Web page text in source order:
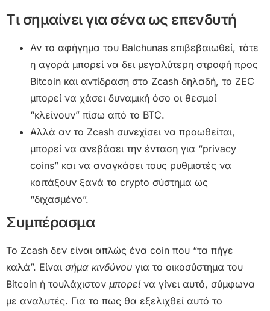
Τι σημαίνει για σένα ως επενδυτή
Αν το αφήγημα του Balchunas επιβεβαιωθεί, τότε
η αγορά μπορεί να δει μεγαλύτερη στροφή προς
Bitcoin και αντίδραση στο Zcash δηλαδή, το ZEC
μπορεί να χάσει δυναμική όσο οι θεσμοί
“κλείνουν” πίσω από το BTC.
Αλλά αν το Zcash συνεχίσει να προωθείται,
μπορεί να ανεβάσει την ένταση για “privacy
coins” και να αναγκάσει τους ρυθμιστές να
κοιτάξουν ξανά το crypto σύστημα ως
“διχασμένο”.
Συμπέρασμα
Το Zcash δεν είναι απλώς ένα coin που “τα πήγε
καλά”. Είναι σήμα κινδύνου για το οικοσύστημα του
Bitcoin ή τουλάχιστον μπορείνα γίνει αυτό, σύμφωνα
με αναλυτές. Για το πως θα εξελιχθεί αυτό το